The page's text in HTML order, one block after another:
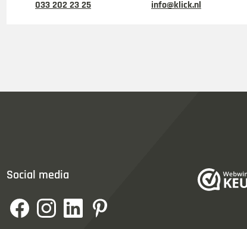
033 202 23 25 info@klick.nl
Social media